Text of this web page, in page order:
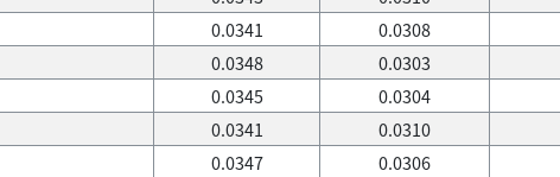
0.0341 0.0308
0.0348 0.0303
0.0345 0.0304
0.0341 0.0310
0.0347 0.0306